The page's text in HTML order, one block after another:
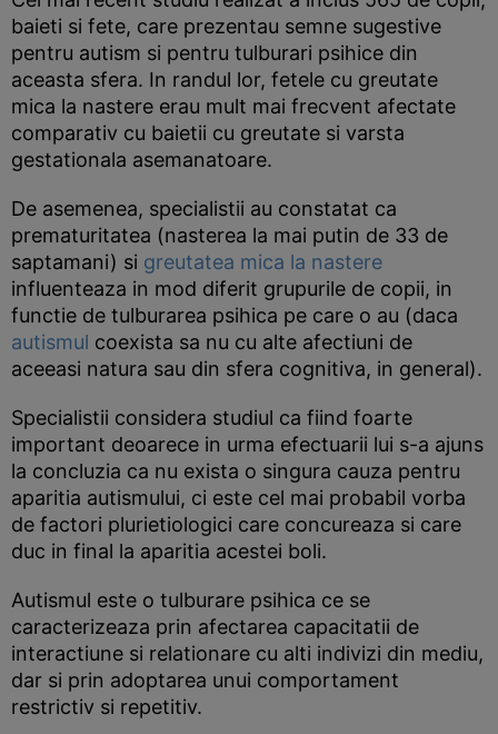
baieti si fete, care prezentau semne sugestive
pentru autism si pentru tulburari psihice din
aceasta sfera. In randul lor, fetele cu greutate
mica la nastere erau mult mai frecvent afectate
comparativ cu baietii cu greutate si varsta
gestationala asemanatoare.
De asemenea, specialistii au constatat ca
prematuritatea (nasterea la mai putin de 33 de
saptamani) si greutatea mica la nastere
influenteaza in mod diferit grupurile de copii, in
functie de tulburarea psihica pe care o au (daca
autismul coexista sa nu cu alte afectiuni de
aceeasi natura sau din sfera cognitiva, in general).
Specialistii considera studiul ca fiind foarte
important deoarece in urma efectuarii lui s-a ajuns
la concluzia ca nu exista o singura cauza pentru
aparitia autismului, ci este cel mai probabil vorba
de factori plurietiologici care concureaza si care
duc in final la aparitia acestei boli.
Autismul este o tulburare psihica ce se
caracterizeaza prin afectarea capacitatii de
interactiune si relationare cu alti indivizi din mediu,
dar si prin adoptarea unui comportament
restrictiv si repetitiv.